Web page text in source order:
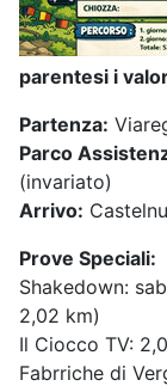
parentesi i
Partenza:
Parco
(invariato)
Arrivo:
Prove Speciali:
Shakedown:
2,02 km)
Il Ciocco TV:
Fabrriche di